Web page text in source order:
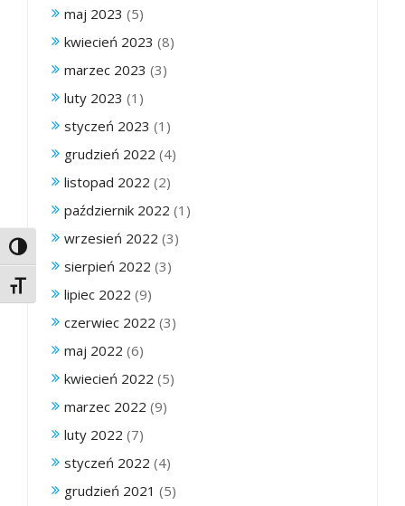
Toggle High Contrast
Toggle Font size
maj 2023 (5)
kwiecień 2023 (8)
marzec 2023 (3)
luty 2023 (1)
styczeń 2023 (1)
grudzień 2022 (4)
listopad 2022 (2)
październik 2022 (1)
wrzesień 2022 (3)
sierpień 2022 (3)
lipiec 2022 (9)
czerwiec 2022 (3)
maj 2022 (6)
kwiecień 2022 (5)
marzec 2022 (9)
luty 2022 (7)
styczeń 2022 (4)
grudzień 2021 (5)